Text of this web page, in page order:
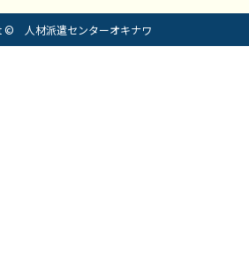
© 人材派遣センターオキナワ